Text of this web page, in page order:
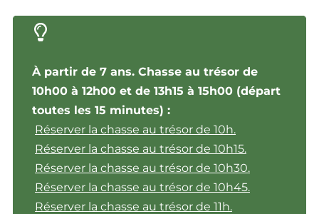
À partir de 7 ans. Chasse au trésor de
10h00 à 12h00 et de 13h15 à 15h00 (départ
toutes les 15 minutes) :
Réserver la chasse au trésor de 10h.
Réserver la chasse au trésor de 10h15.
Réserver la chasse au trésor de 10h30.
Réserver la chasse au trésor de 10h45.
Réserver la chasse au trésor de 11h.